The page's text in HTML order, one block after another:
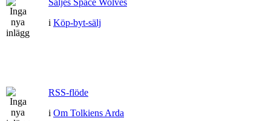
Säljes Space Wolves
i Köp-byt-sälj
RSS-flöde
i Om Tolkiens Arda